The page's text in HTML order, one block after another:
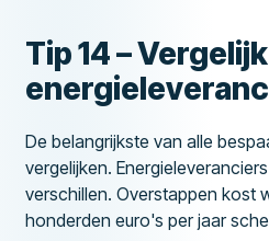
Tip 14 – Vergelijk
De belangrijkste van alle
vergelijken.
verschillen. Overstappen kost
honderden euro's per jaar